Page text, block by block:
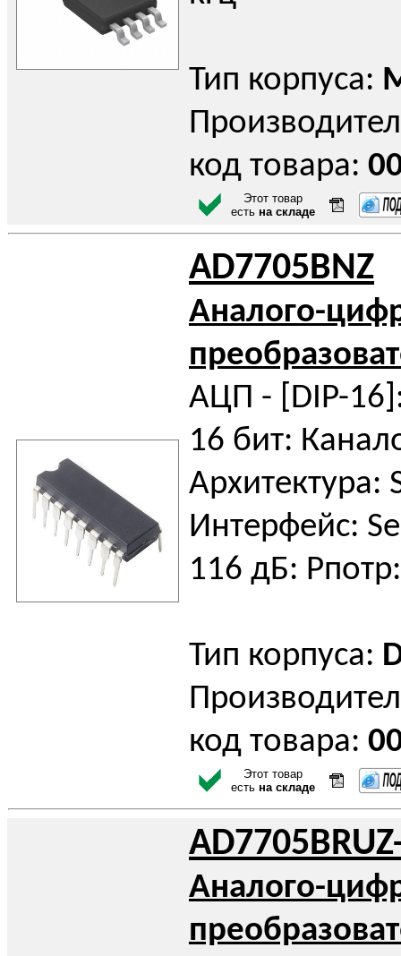
Тип корпуса:
код товара:
Этот товар
есть на складе
AD7705BNZ
Аналого-
АЦП - [DIP-
16 бит:
Архитектура:
Интерфейс:
116 дБ:
Тип корпуса:
код товара:
Этот товар
есть на складе
Аналого-